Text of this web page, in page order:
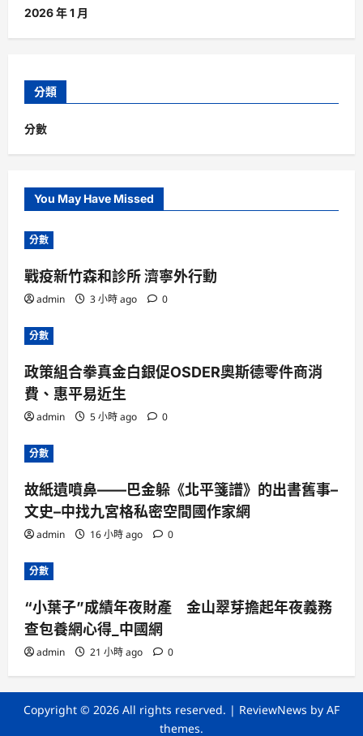
2026 年 1 月
分類
分數
You May Have Missed
分數
戰疫新竹森和診所 濟寧外行動
admin 3 小時 ago 0
分數
政策組合拳真金白銀促OSDER奧斯德零件商消
費、惠平易近生
admin 5 小時 ago 0
分數
故紙遺噴鼻——巴金躲《北平箋譜》的出書舊事–
文史–中找九宮格私密空間國作家網
admin 16 小時 ago 0
分數
“小葉子”成績年夜財產 金山翠芽擔起年夜義務
查包養網心得_中國網
admin 21 小時 ago 0
Copyright © 2026 All rights reserved. | ReviewNews by AF
themes.